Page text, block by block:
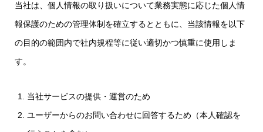
当社は、個人情報の取り扱いについて業務実態に応じた個人情
報保護のための管理体制を確立するとともに、当該情報を以下
の目的の範囲内で社内規程等に従い適切かつ慎重に使用しま
す。
当社サービスの提供・運営のため
ユーザーからのお問い合わせに回答するため（本人確認を